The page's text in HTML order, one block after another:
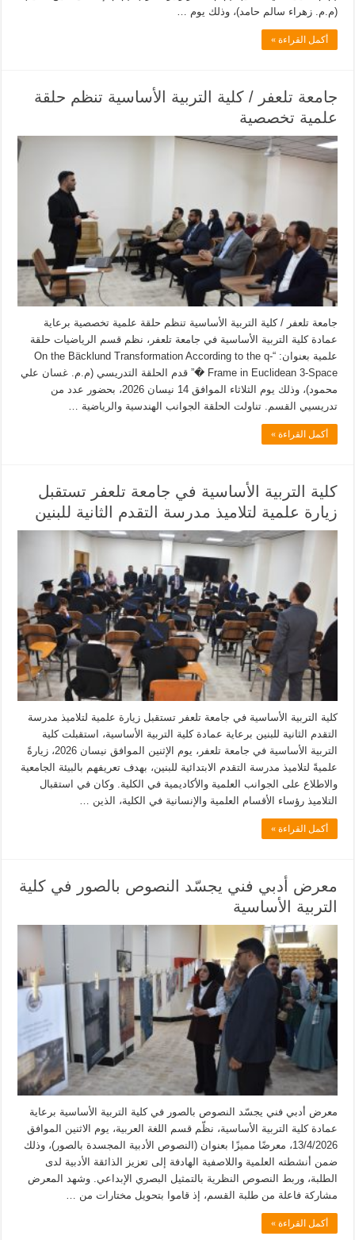
(م.م. زهراء سالم حامد)، وذلك يوم …
أكمل القراءة »
جامعة تلعفر / كلية التربية الأساسية تنظم حلقة
علمية تخصصية
جامعة تلعفر / كلية التربية الأساسية تنظم حلقة علمية تخصصية برعاية
عمادة كلية التربية الأساسية في جامعة تلعفر، نظم قسم الرياضيات حلقة
علمية بعنوان: “On the Bäcklund Transformation According to the q-
Frame in Euclidean 3-Space �” قدم الحلقة التدريسي (م.م. غسان علي
محمود)، وذلك يوم الثلاثاء الموافق 14 نيسان 2026، بحضور عدد من
تدريسيي القسم. تناولت الحلقة الجوانب الهندسية والرياضية …
أكمل القراءة »
كلية التربية الأساسية في جامعة تلعفر تستقبل
زيارة علمية لتلاميذ مدرسة التقدم الثانية للبنين
كلية التربية الأساسية في جامعة تلعفر تستقبل زيارة علمية لتلاميذ مدرسة
التقدم الثانية للبنين برعاية عمادة كلية التربية الأساسية، استقبلت كلية
التربية الأساسية في جامعة تلعفر، يوم الإثنين الموافق نيسان 2026، زيارةً
علميةً لتلاميذ مدرسة التقدم الابتدائية للبنين، بهدف تعريفهم بالبيئة الجامعية
والاطلاع على الجوانب العلمية والأكاديمية في الكلية. وكان في استقبال
التلاميذ رؤساء الأقسام العلمية والإنسانية في الكلية، الذين …
أكمل القراءة »
معرض أدبي فني يجسّد النصوص بالصور في كلية
التربية الأساسية
معرض أدبي فني يجسّد النصوص بالصور في كلية التربية الأساسية برعاية
عمادة كلية التربية الأساسية، نظّم قسم اللغة العربية، يوم الاثنين الموافق
13/4/2026، معرضًا مميزًا بعنوان (النصوص الأدبية المجسدة بالصور)، وذلك
ضمن أنشطته العلمية واللاصفية الهادفة إلى تعزيز الذائقة الأدبية لدى
الطلبة، وربط النصوص النظرية بالتمثيل البصري الإبداعي. وشهد المعرض
مشاركة فاعلة من طلبة القسم، إذ قاموا بتحويل مختارات من …
أكمل القراءة »